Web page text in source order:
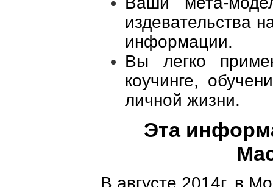
издевательства
информации.
Вы легко
коучинге,
личной жизни.
Эта